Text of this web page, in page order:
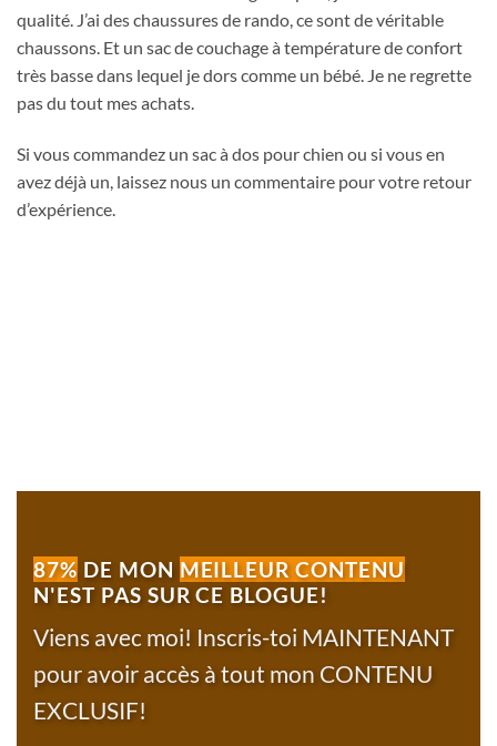
qualité. J’ai des chaussures de rando, ce sont de véritable
chaussons. Et un sac de couchage à température de confort
très basse dans lequel je dors comme un bébé. Je ne regrette
pas du tout mes achats.
Si vous commandez un sac à dos pour chien ou si vous en
avez déjà un, laissez nous un commentaire pour votre retour
d’expérience.
87%DE MON MEILLEUR CONTENU
N'EST PAS SUR CE BLOGUE!
Viens avec moi! Inscris-toi MAINTENANT
pour avoir accès à tout mon CONTENU
EXCLUSIF!